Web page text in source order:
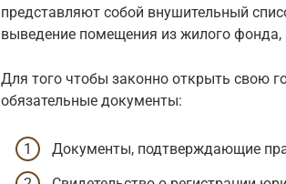
представляют собой внушительный
выведение помещения из жилого фонда,
Для того чтобы законно открыть свою
обязательные документы:
Документы, подтверждающие